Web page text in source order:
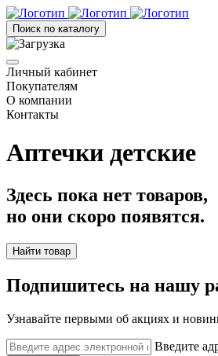
Поиск по каталогу
Личный кабинет
Покупателям
О компании
Контакты
Аптечки детские
Здесь пока нет товаров,
но они скоро появятся.
Найти товар
Подпишитесь на нашу
Узнавайте первыми об акциях и
Введите